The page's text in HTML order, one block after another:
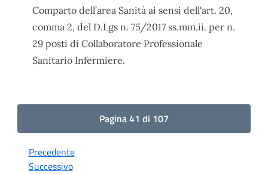
Comparto dell’area Sanità ai sensi dell'art. 20,
comma 2, del D.Lgs n. 75/2017 ss.mm.ii. per n.
29 posti di Collaboratore Professionale
Sanitario Infermiere.
Pagina 41 di 107
Precedente
Successivo